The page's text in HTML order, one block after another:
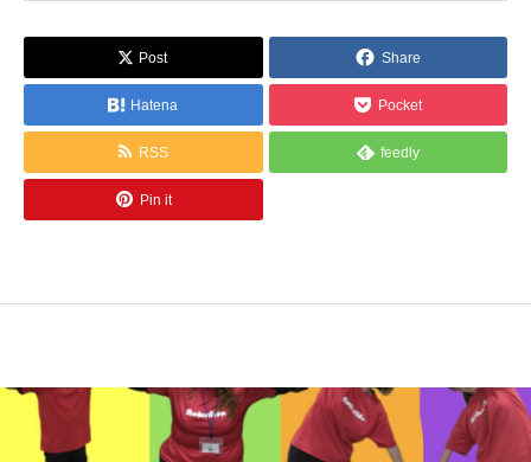
Post Share
Hatena Pocket
RSS feedly
Pin it